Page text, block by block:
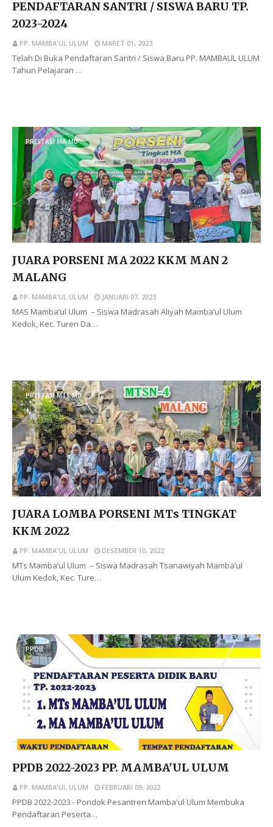
PENDAFTARAN SANTRI / SISWA BARU TP.
2023-2024
PP. MAMBA'UL ULUM MARET 01, 2023
Telah Di Buka Pendaftaran Santri / Siswa Baru PP. MAMBAUL ULUM
Tahun Pelajaran …
PRESTASI MA MU
JUARA PORSENI MA 2022 KKM MAN 2
MALANG
PP. MAMBA'UL ULUM JANUARI 07, 2023
MAS Mamba’ul Ulum – Siswa Madrasah Aliyah Mamba’ul Ulum
Kedok, Kec. Turen Da…
PRESTASI MTS MU
JUARA LOMBA PORSENI MTs TINGKAT
KKM 2022
PP. MAMBA'UL ULUM DESEMBER 10, 2022
MTs Mamba’ul Ulum – Siswa Madrasah Tsanawiyah Mamba’ul
Ulum Kedok, Kec. Ture…
PPDB
PPDB 2022-2023 PP. MAMBA'UL ULUM
PP. MAMBA'UL ULUM FEBRUARI 09, 2022
PPDB 2022-2023 - Pondok Pesantren Mamba'ul Ulum Membuka
Pendaftaran Peserta…